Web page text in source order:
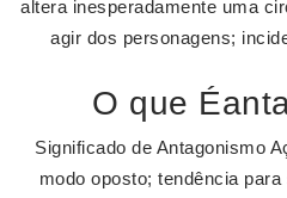
altera inesperadamente uma
agir dos personagens;
O que
Significado de Antagonismo
modo oposto; tendência